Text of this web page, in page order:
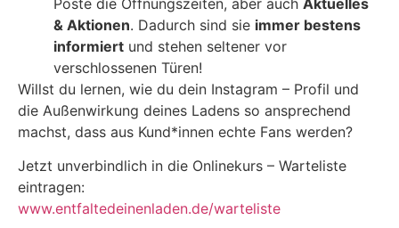
& Aktionen. Dadurch sind sie immer bestens
informiert und stehen seltener vor
verschlossenen Türen!
Willst du lernen, wie du dein Instagram – Profil und
die Außenwirkung deines Ladens so ansprechend
machst, dass aus Kund*innen echte Fans werden?
Jetzt unverbindlich in die Onlinekurs – Warteliste
eintragen:
www.entfaltedeinenladen.de/warteliste